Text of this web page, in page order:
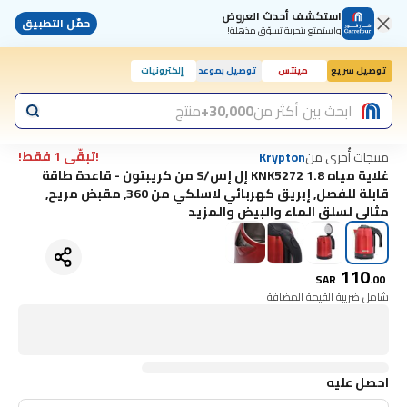
استكشف أحدث العروض
واستمتع بتجربة تسوّق مذهلة! حمّل التطبيق
توصيل سريع مينتس توصيل بموعد إلكترونيات
ابحث بين أكثر من30,000+ منتج
منتجات أُخرى منKrypton
!تبقّى 1 فقط!
غلاية مياه KNK5272 1.8 إل إس/S من كريبتون - قاعدة طاقة
قابلة للفصل, إبريق كهربائي لاسلكي من 360, مقبض مريح,
مثالي لسلق الماء والبيض والمزيد
SAR 110.00
شامل ضريبة القيمة المضافة
احصل عليه